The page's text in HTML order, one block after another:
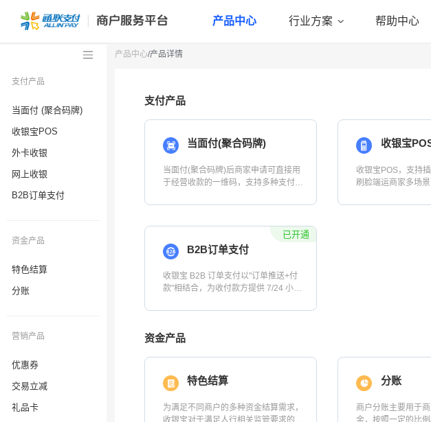
产品中心 行业方案 帮助中心
支付产品
当面付 (聚合码牌)
收银宝POS
外卡收银
网上收银
B2B订单支付
资金产品
特色结算
分账
营销产品
优惠券
交易立减
礼品卡
产品中心/产品详情